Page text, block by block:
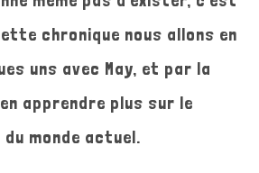
chronique nous allons en
uns avec May, et par la
apprendre plus sur le
monde actuel.